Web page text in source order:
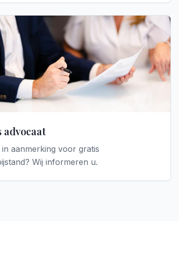
advocaat
in aanmerking voor gratis
Wij informeren u.